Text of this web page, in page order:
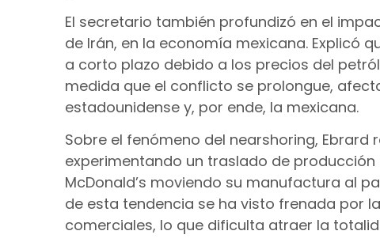
El secretario también profundizó en el
de Irán, en la economía mexicana. Explicó
a corto plazo debido a los precios del
medida que el conflicto se prolongue,
estadounidense y, por ende, la mexicana.
Sobre el fenómeno del nearshoring, Ebrard
experimentando un traslado de
McDonald’s moviendo su manufactura al
de esta tendencia se ha visto frenada por
comerciales, lo que dificulta atraer la